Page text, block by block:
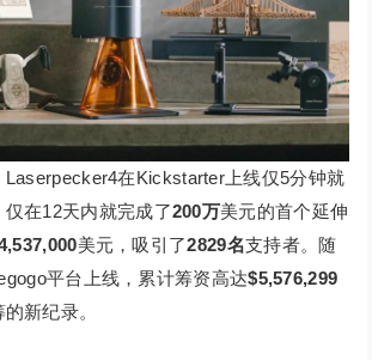
Laserpecker4在Kickstarter上线仅5分钟就
在12天内就完成了200万美元的首个延伸
美元，吸引了2829名支持者。随
平台上线，累计筹资高达$5,576,299
新纪录。